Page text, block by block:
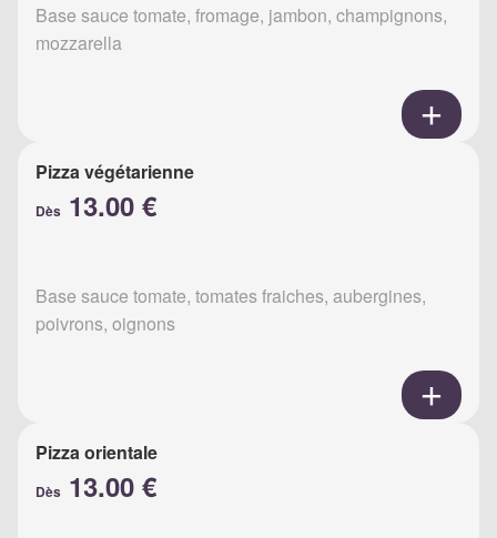
Base sauce tomate, fromage, jambon, champignons,
mozzarella
Pizza végétarienne
Dès 13.00 €
Base sauce tomate, tomates fraiches, aubergines,
poivrons, oignons
Pizza orientale
Dès 13.00 €